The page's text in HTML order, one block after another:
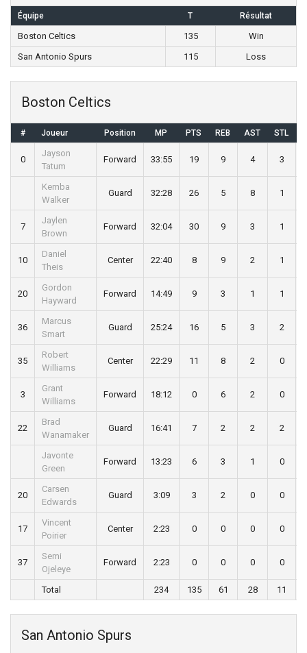
Équipe T Résultat
Boston Celtics 135
Win
San Antonio Spurs
115 Loss
Boston Celtics
# Joueur Position MP PTS REB AST STL
0
Jayson
Tatum
Forward 33:55 19 9 4 3
Kemba
Walker
Guard 32:28 26 5 8 1
7
Jaylen
Brown
Forward 32:04 30 9 3 1
10
Daniel
Theis
Center 22:40 8 9 2 1
20
Gordon
Hayward
Forward 14:49 9 3 1 1
36
Marcus
Smart
Guard 25:24 16 5 3 2
35
Robert
Williams
Center 22:29 11 8 2 0
3
Grant
Williams
Forward 18:12 0 6 2 0
22
Brad
Wanamaker
Guard 16:41 7 2 2 2
Javonte
Green
Forward 13:23 6 3 1 0
20
Carsen
Edwards
Guard 3:09 3 2 0 0
17
Vincent
Poirier
Center 2:23 0 0 0 0
37
Semi
Ojeleye
Forward 2:23 0 0 0 0
Total 234 135 61 28 11
San Antonio Spurs